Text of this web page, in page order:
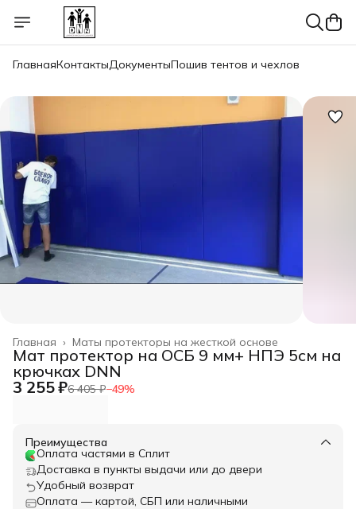
ГлавнаяКонтактыДокументыПошив тентов и чехлов
Маты протекторы на жесткой основе
Главная ›
Мат протектор на ОСБ 9 мм+ НПЭ 5см на
крючках DNN
3 255 ₽6 405 ₽−49%
Преимущества
Оплата частями в Сплит
Доставка в пункты выдачи или до двери
Удобный возврат
Оплата — картой, СБП или наличными